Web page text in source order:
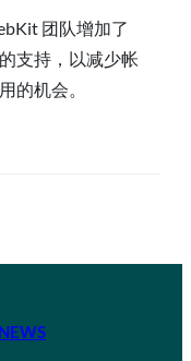
团队增加了
支持，以减少帐
的机会。